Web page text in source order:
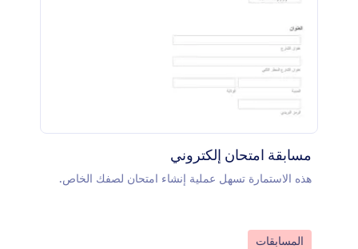
مسابقة امتحان إلكتروني
هذه الاستمارة تسهل عملية إنشاء امتحان لصفك الخاص.
Go to Category:
المسابقات